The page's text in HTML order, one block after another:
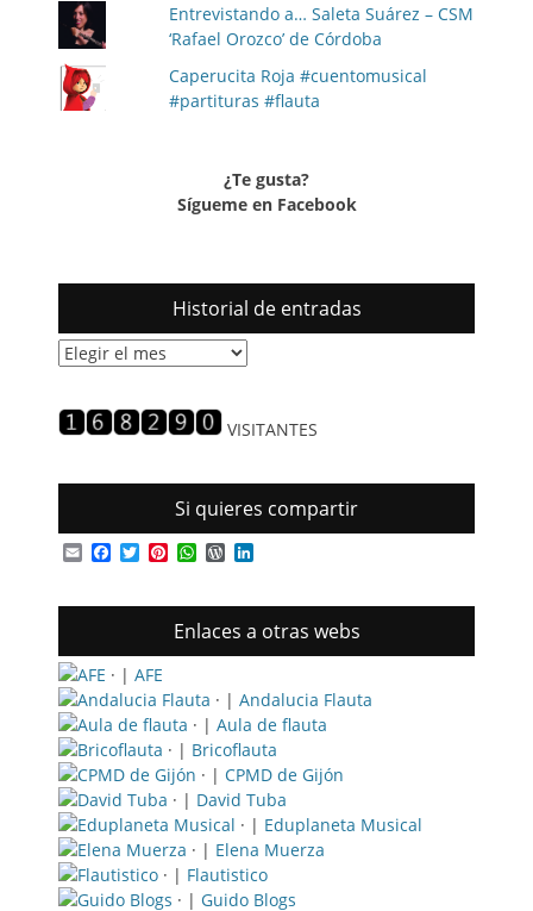
Entrevistando a… Saleta Suárez – CSM
‘Rafael Orozco’ de Córdoba
Caperucita Roja #cuentomusical
#partituras #flauta
¿Te gusta?
Sígueme en Facebook
Historial de entradas
Historial
VISITANTES
Si quieres compartir
EmailFacebook
TwitterPinterest
WhatsApp
WordPress
Enlaces a otras webs
· | AFE
· | Andalucia Flauta
· | Aula de flauta
· | Bricoflauta
· | CPMD de Gijón
· | David Tuba
· | Eduplaneta Musical
· | Elena Muerza
· | Flautistico
· | Guido Blogs